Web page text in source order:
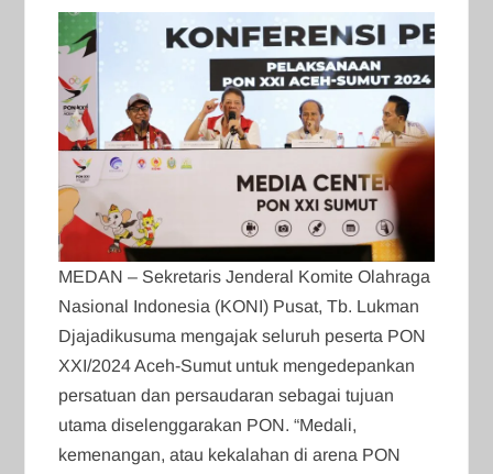
MEDAN – Sekretaris Jenderal Komite Olahraga
Nasional Indonesia (KONI) Pusat, Tb. Lukman
Djajadikusuma mengajak seluruh peserta PON
XXI/2024 Aceh-Sumut untuk mengedepankan
persatuan dan persaudaran sebagai tujuan
utama diselenggarakan PON. “Medali,
kemenangan, atau kekalahan di arena PON